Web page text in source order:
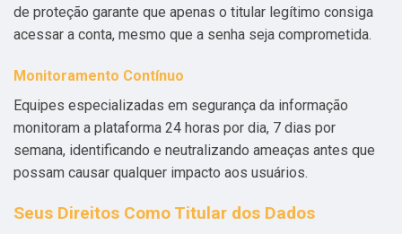
de proteção garante que apenas o titular legítimo consiga
acessar a conta, mesmo que a senha seja comprometida.
Monitoramento Contínuo
Equipes especializadas em segurança da informação
monitoram a plataforma 24 horas por dia, 7 dias por
semana, identificando e neutralizando ameaças antes que
possam causar qualquer impacto aos usuários.
Seus Direitos Como Titular dos Dados